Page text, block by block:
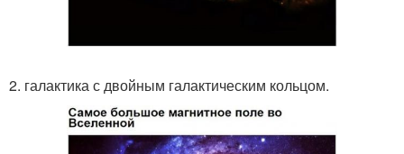
2. галактика с двойным галактическим кольцом.